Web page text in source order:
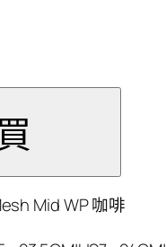
Mid WP 咖啡